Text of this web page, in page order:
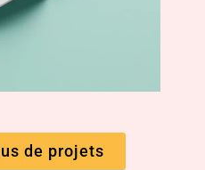
de projets